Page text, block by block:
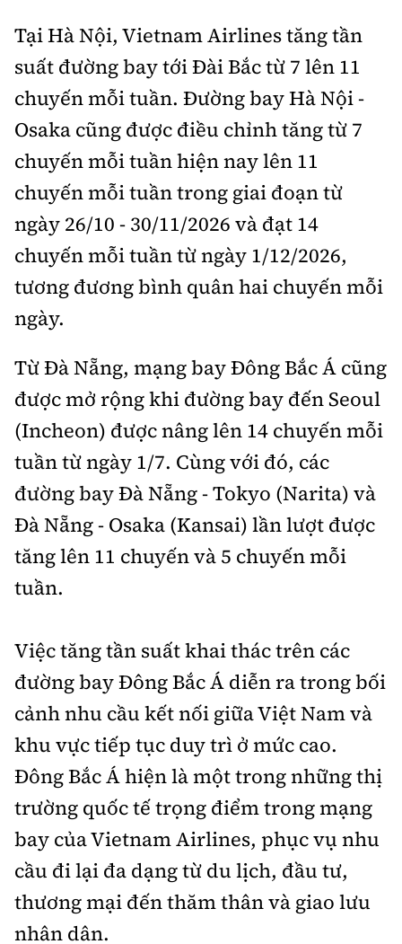
Câu chuyện giao thông
Giải trí - Thể thao
Giấy phép số: 03/GP-BVHTTDL, cấp ngày 1/4/2025.
Tòa soạn: Số 2 Nguyễn Công Hoan, phường Giảng Võ,
Hà Nội.
Tổng biên tập:Nguyễn Thị Hồng Nga
Phó Tổng biên tập: Nguyễn Sơn Tùng,
Nguyễn Đức Thắng, La Đức Hùng
Hotline:
0901 514 799
Quảng cáo và Phát hành:
0915 057 282
Email:bandoc@baoxaydung.vn
Cấm sao chép dưới mọi hình thức nếu không có sự
Thông tin tòa
Tại Hà Nội, Vietnam Airlines tăng tần
suất đường bay tới Đài Bắc từ 7 lên 11
chuyến mỗi tuần. Đường bay Hà Nội -
Osaka cũng được điều chỉnh tăng từ 7
chuyến mỗi tuần hiện nay lên 11
chuyến mỗi tuần trong giai đoạn từ
ngày 26/10 - 30/11/2026 và đạt 14
chuyến mỗi tuần từ ngày 1/12/2026,
tương đương bình quân hai chuyến mỗi
ngày.
Từ Đà Nẵng, mạng bay Đông Bắc Á cũng
được mở rộng khi đường bay đến Seoul
(Incheon) được nâng lên 14 chuyến mỗi
tuần từ ngày 1/7. Cùng với đó, các
đường bay Đà Nẵng - Tokyo (Narita) và
Đà Nẵng - Osaka (Kansai) lần lượt được
tăng lên 11 chuyến và 5 chuyến mỗi
tuần.
Việc tăng tần suất khai thác trên các
đường bay Đông Bắc Á diễn ra trong bối
cảnh nhu cầu kết nối giữa Việt Nam và
khu vực tiếp tục duy trì ở mức cao.
Đông Bắc Á hiện là một trong những thị
trường quốc tế trọng điểm trong mạng
bay của Vietnam Airlines, phục vụ nhu
cầu đi lại đa dạng từ du lịch, đầu tư,
thương mại đến thăm thân và giao lưu
nhân dân.